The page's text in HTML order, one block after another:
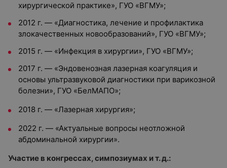
хирургической практике», ГУО «ВГМУ»;
2012 г. — «Диагностика, лечение и профилактика
злокачественных новообразований», ГУО «ВГМУ»;
2015 г. — «Инфекция в хирургии», ГУО «ВГМУ»;
2017 г. — «Эндовенозная лазерная коагуляция и
основы ультразвуковой диагностики при варикозной
болезни», ГУО «БелМАПО»;
2018 г. — «Лазерная хирургия»;
2022 г. — «Актуальные вопросы неотложной
абдоминальной хирургии».
Участие в конгрессах, симпозиумах и т. д.: